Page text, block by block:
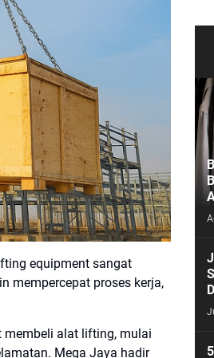
equipment sangat
mempercepat proses kerja,
membeli alat lifting, mulai
Mega Jaya hadir